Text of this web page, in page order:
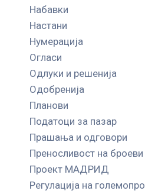
Набавки
Настани
Нумерација
Огласи
Одлуки и решенија
Одобренија
Планови
Податоци за пазар
Прашања и одговори
Преносливост на броеви
Проект МАДРИД
Регулација на